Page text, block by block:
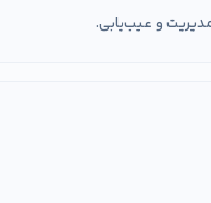
و عیب‌یابی.